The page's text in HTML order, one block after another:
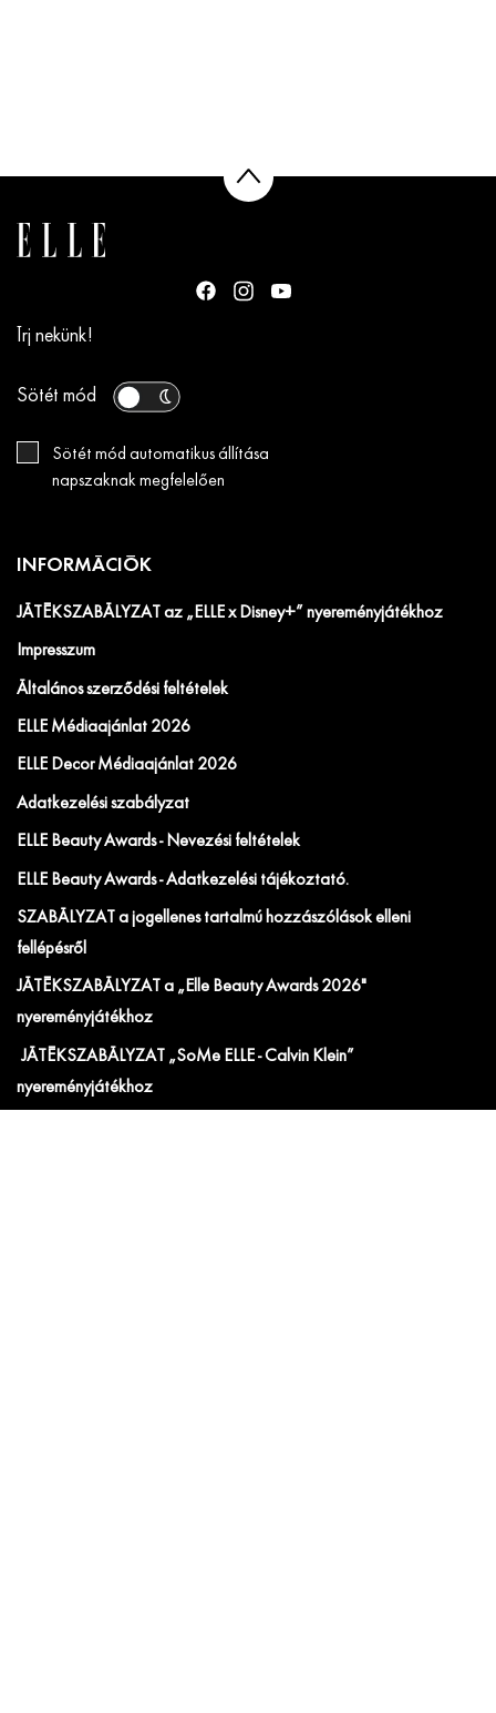
Írj nekünk!
Sötét mód
Sötét mód automatikus állítása
napszaknak megfelelően
INFORMÁCIÓK
JÁTÉKSZABÁLYZAT az „ELLE x Disney+” nyereményjátékhoz
Impresszum
Általános szerződési feltételek
ELLE Médiaajánlat 2026
ELLE Decor Médiaajánlat 2026
Adatkezelési szabályzat
ELLE Beauty Awards - Nevezési feltételek
ELLE Beauty Awards - Adatkezelési tájékoztató.
SZABÁLYZAT a jogellenes tartalmú hozzászólások elleni
fellépésről
JÁTÉKSZABÁLYZAT a „Elle Beauty Awards 2026"
nyereményjátékhoz
JÁTÉKSZABÁLYZAT „SoMe ELLE - Calvin Klein”
nyereményjátékhoz